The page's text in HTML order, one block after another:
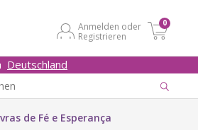
Anmelden oder
Registrieren
0
Deutschland
de Fé e Esperança